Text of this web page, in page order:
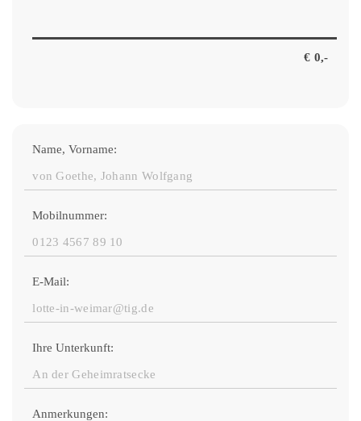
Name, Vorname:
Mobilnummer:
E-Mail:
Ihre Unterkunft:
Anmerkungen: